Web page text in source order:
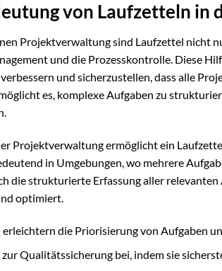
von Laufzetteln
Projektverwaltung sind Laufzettel nicht
und die Prozesskontrolle. Diese
und sicherzustellen, dass alle
es, komplexe Aufgaben zu
Projektverwaltung ermöglicht ein
in Umgebungen, wo mehrere
die strukturierte Erfassung aller
optimiert.
die Priorisierung von Aufgaben
zur Qualitätssicherung bei, indem sie